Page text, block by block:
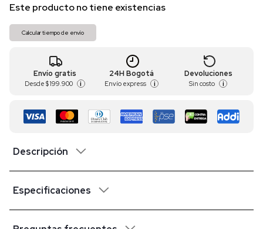
Este producto no tiene existencias
Calcular tiempo de envío
Envío gratis
Desde $ 199.900 i
24H Bogotá
Envío express i
Devoluciones
Sin costo i
Descripción
Especificaciones